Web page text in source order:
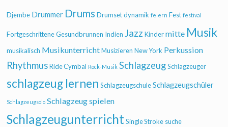
Djembe Drummer Drums Drumset dynamik feiern Fest festival
Fortgeschrittene Gesundbrunnen Indien Jazz Kinder mitte Musik
musikalisch Musikunterricht Musizieren New York Perkussion
Rhythmus Ride Cymbal Rock-Musik Schlagzeug Schlagzeuger
schlagzeug lernen Schlagzeugschule Schlagzeugschüler
Schlagzeugsolo Schlagzeug spielen
Schlagzeugunterricht Single Stroke suche